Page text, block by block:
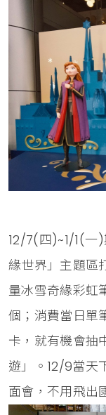
12/7(四)~1/1(一)
緣世界」主題區
量冰雪奇緣彩虹
個；消費當日單
卡，就有機會抽
遊」。12/9當天
面會，不用飛出